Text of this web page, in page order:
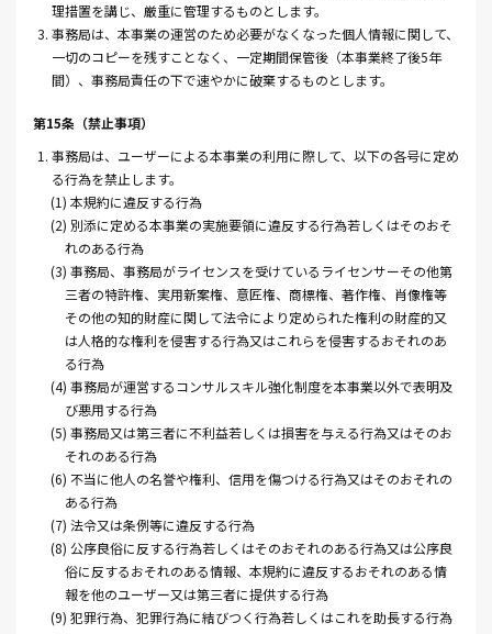
理措置を講じ、厳重に管理するものとします。
3. 事務局は、本事業の運営のため必要がなくなった個人情報に関して、
一切のコピーを残すことなく、一定期間保管後（本事業終了後5年
間）、事務局責任の下で速やかに破棄するものとします。
第15条（禁止事項）
1. 事務局は、ユーザーによる本事業の利用に際して、以下の各号に定め
る行為を禁止します。
(1) 本規約に違反する行為
(2) 別添に定める本事業の実施要領に違反する行為若しくはそのおそ
れのある行為
(3) 事務局、事務局がライセンスを受けているライセンサーその他第
三者の特許権、実用新案権、意匠権、商標権、著作権、肖像権等
その他の知的財産に関して法令により定められた権利の財産的又
は人格的な権利を侵害する行為又はこれらを侵害するおそれのあ
る行為
(4) 事務局が運営するコンサルスキル強化制度を本事業以外で表明及
び悪用する行為
(5) 事務局又は第三者に不利益若しくは損害を与える行為又はそのお
それのある行為
(6) 不当に他人の名誉や権利、信用を傷つける行為又はそのおそれの
ある行為
(7) 法令又は条例等に違反する行為
(8) 公序良俗に反する行為若しくはそのおそれのある行為又は公序良
俗に反するおそれのある情報、本規約に違反するおそれのある情
報を他のユーザー又は第三者に提供する行為
(9) 犯罪行為、犯罪行為に結びつく行為若しくはこれを助長する行為